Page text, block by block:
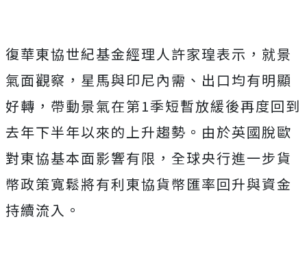
復華東協世紀基金經理人許家瑝表示，就景
氣面觀察，星馬與印尼內需、出口均有明顯
好轉，帶動景氣在第1季短暫放緩後再度回到
去年下半年以來的上升趨勢。由於英國脫歐
對東協基本面影響有限，全球央行進一步貨
幣政策寬鬆將有利東協貨幣匯率回升與資金
持續流入。